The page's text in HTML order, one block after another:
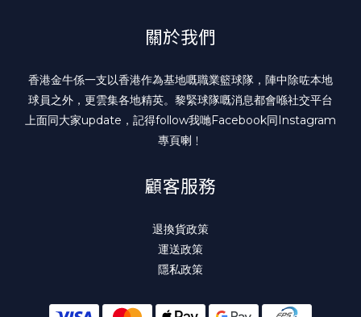
關於我們
香港金牛係一支以香港作為基地嘅職業籃球隊，陣中除咗本地
球員之外，更雲集各地精英。黎緊球隊嘅消息都會喺社交平台
上面同大家update，記得follow我哋Facebook同Instagram
專頁喇﹗
顧客服務
退換貨政策
運送政策
隱私政策